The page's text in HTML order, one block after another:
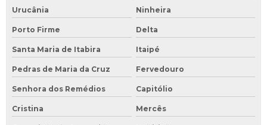
Urucânia Ninheira
Porto Firme Delta
Santa Maria de Itabira Itaipé
Pedras de Maria da Cruz Fervedouro
Senhora dos Remédios Capitólio
Cristina Mercês